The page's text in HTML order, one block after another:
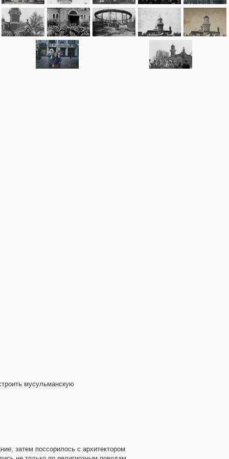
мусульманскую
затем поссорилось с архитектором